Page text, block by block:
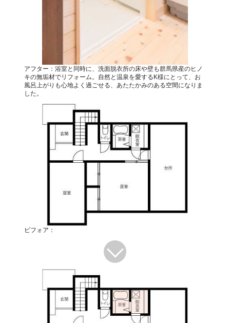
アフター：浴室と同時に、洗面脱衣所の床や壁も群馬県産のヒノ
キの無垢材でリフォーム。自然と温泉を愛するK様にとって、お
風呂上がりも心地よく過ごせる、あたたかみのある空間になりま
した。
ビフォア：